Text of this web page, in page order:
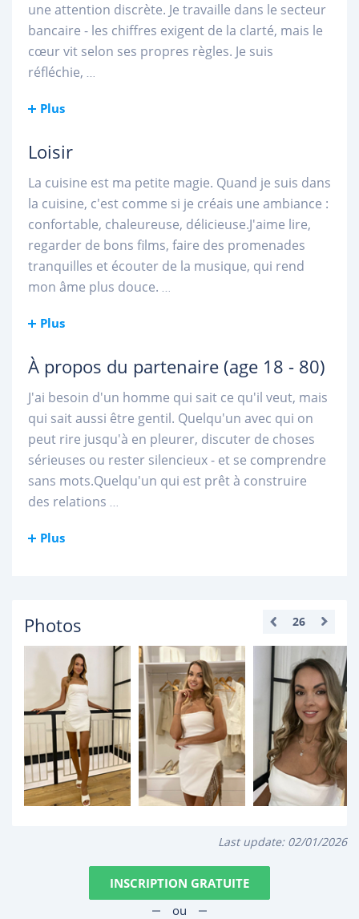
une attention discrète. Je travaille dans le secteur
bancaire - les chiffres exigent de la clarté, mais le
cœur vit selon ses propres règles. Je suis
réfléchie, ...
Plus
Loisir
La cuisine est ma petite magie. Quand je suis dans
la cuisine, c'est comme si je créais une ambiance :
confortable, chaleureuse, délicieuse.J'aime lire,
regarder de bons films, faire des promenades
tranquilles et écouter de la musique, qui rend
mon âme plus douce. ...
Plus
À propos du partenaire (age 18 - 80)
J'ai besoin d'un homme qui sait ce qu'il veut, mais
qui sait aussi être gentil. Quelqu'un avec qui on
peut rire jusqu'à en pleurer, discuter de choses
sérieuses ou rester silencieux - et se comprendre
sans mots.Quelqu'un qui est prêt à construire
des relations ...
Plus
Photos 26
Last update: 02/01/2026
INSCRIPTION GRATUITE
ou